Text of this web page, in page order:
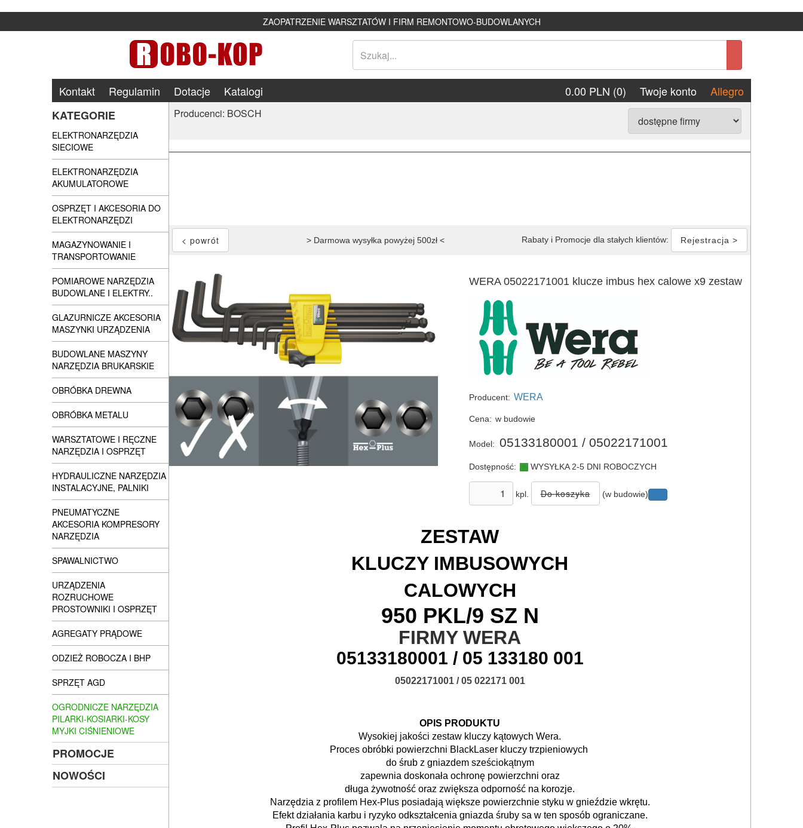
ZAOPATRZENIE WARSZTATÓW I FIRM REMONTOWO-BUDOWLANYCH
Kontakt Regulamin Dotacje Katalogi 0.00 PLN (0) Twoje konto
Allegro
KATEGORIE
ELEKTRONARZĘDZIA
SIECIOWE
ELEKTRONARZĘDZIA
AKUMULATOROWE
OSPRZĘT I AKCESORIA DO
ELEKTRONARZĘDZI
MAGAZYNOWANIE I
TRANSPORTOWANIE
POMIAROWE NARZĘDZIA
BUDOWLANE I ELEKTRY..
GLAZURNICZE AKCESORIA
MASZYNKI URZĄDZENIA
BUDOWLANE MASZYNY
NARZĘDZIA BRUKARSKIE
OBRÓBKA DREWNA
OBRÓBKA METALU
WARSZTATOWE I RĘCZNE
NARZĘDZIA I OSPRZĘT
HYDRAULICZNE NARZĘDZIA
INSTALACYJNE, PALNIKI
PNEUMATYCZNE
AKCESORIA KOMPRESORY
NARZĘDZIA
SPAWALNICTWO
URZĄDZENIA
ROZRUCHOWE
PROSTOWNIKI I OSPRZĘT
AGREGATY PRĄDOWE
ODZIEŻ ROBOCZA I BHP
SPRZĘT AGD
OGRODNICZE NARZĘDZIA
PILARKI-KOSIARKI-KOSY
MYJKI CIŚNIENIOWE
PROMOCJE
NOWOŚCI
Producenci: BOSCH
> Darmowa wysyłka powyżej 500zł < Rabaty i Promocje dla stałych klientów: Rejestracja >
WERA 05022171001 klucze imbus hex calowe x9 zestaw
Producent: WERA
Cena: w budowie
Model: 05133180001 / 05022171001
Dostępność: WYSYŁKA 2-5 DNI ROBOCZYCH
kpl. (w budowie)
ZESTAW
KLUCZY IMBUSOWYCH
CALOWYCH
950 PKL/9 SZ N
FIRMY WERA
05133180001 / 05 133180 001
05022171001 / 05 022171 001
OPIS PRODUKTU
Wysokiej jakości zestaw kluczy kątowych Wera.
Proces obróbki powierzchni BlackLaser kluczy trzpieniowych
do śrub z gniazdem sześciokątnym
zapewnia doskonała ochronę powierzchni oraz
długa żywotność oraz zwiększa odporność na korozje.
Narzędzia z profilem Hex-Plus posiadają większe powierzchnie styku w gnieździe wkrętu.
Efekt działania karbu i ryzyko odkształcenia gniazda śruby sa w ten sposób ograniczane.